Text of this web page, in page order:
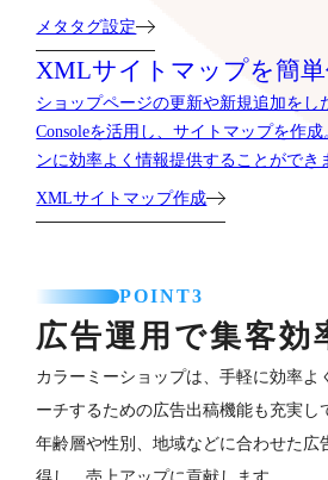
メタタグ設定
XMLサイトマップを簡
ショップページの更新や新規追加をし
Consoleを活用し、サイトマップを作
ンに効率よく情報提供することができ
XMLサイトマップ作成
POINT3
広告運用で集客効
カラーミーショップは、手軽に効率よ
ーチするための広告出稿機能も充実し
年齢層や性別、地域などに合わせた広